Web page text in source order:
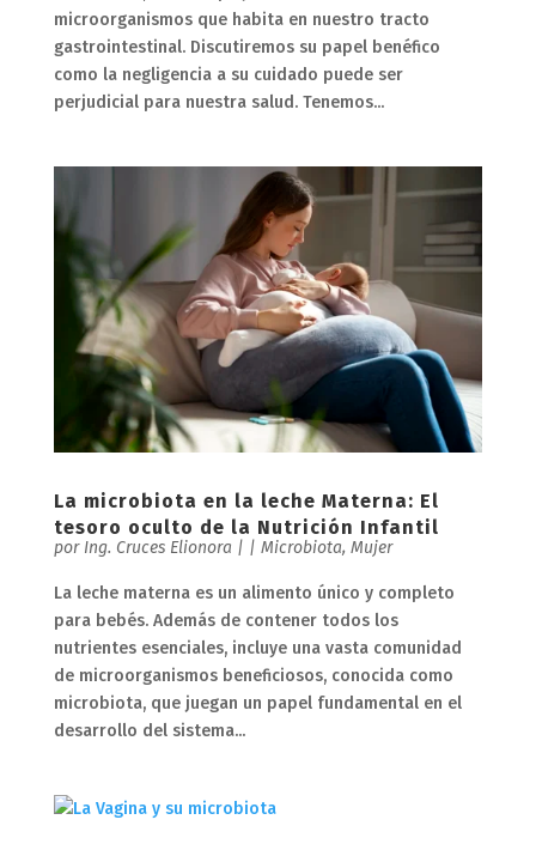
microorganismos que habita en nuestro tracto
gastrointestinal. Discutiremos su papel benéfico
como la negligencia a su cuidado puede ser
perjudicial para nuestra salud. Tenemos...
La microbiota en la leche Materna: El
tesoro oculto de la Nutrición Infantil
por Ing. Cruces Elionora | | Microbiota, Mujer
La leche materna es un alimento único y completo
para bebés. Además de contener todos los
nutrientes esenciales, incluye una vasta comunidad
de microorganismos beneficiosos, conocida como
microbiota, que juegan un papel fundamental en el
desarrollo del sistema...